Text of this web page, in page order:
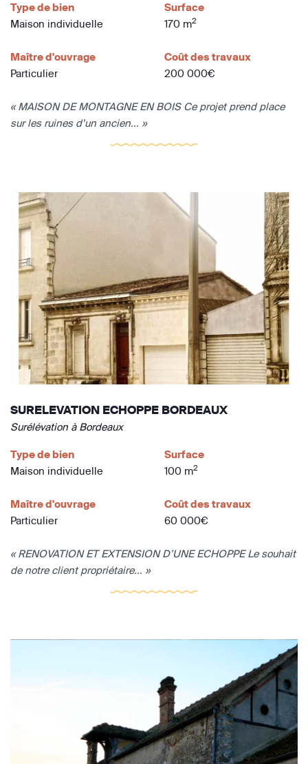
Type de bien
Maison individuelle
Surface
170 m2
Maître d'ouvrage
Particulier
Coût des travaux
200 000€
« MAISON DE MONTAGNE EN BOIS Ce projet prend place
sur les ruines d’un ancien... »
SURELEVATION ECHOPPE BORDEAUX
Surélévation à Bordeaux
Type de bien
Maison individuelle
Surface
100 m2
Maître d'ouvrage
Particulier
Coût des travaux
60 000€
« RENOVATION ET EXTENSION D’UNE ECHOPPE Le souhait
de notre client propriétaire... »